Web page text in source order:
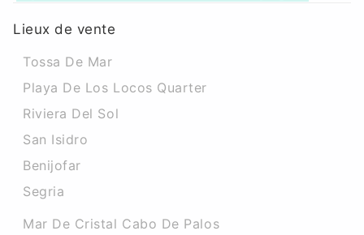
Lieux de vente
Tossa De Mar
Playa De Los Locos Quarter
Riviera Del Sol
San Isidro
Benijofar
Segria
Mar De Cristal Cabo De Palos